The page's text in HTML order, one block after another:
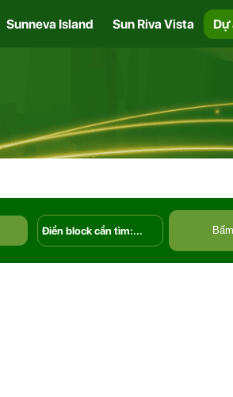
Sunneva Island Sun Riva Vista Dự